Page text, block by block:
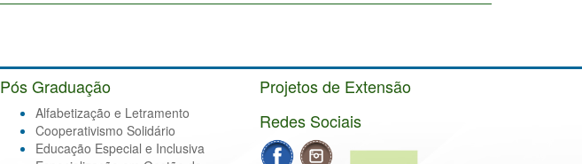
Pós Graduação
Alfabetização e Letramento
Cooperativismo Solidário
Educação Especial e Inclusiva
Projetos de Extensão
Redes Sociais